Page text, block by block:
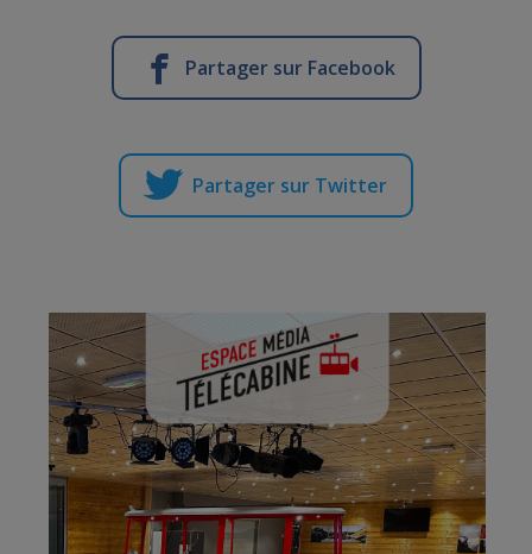
Partager sur Facebook
Partager sur Twitter